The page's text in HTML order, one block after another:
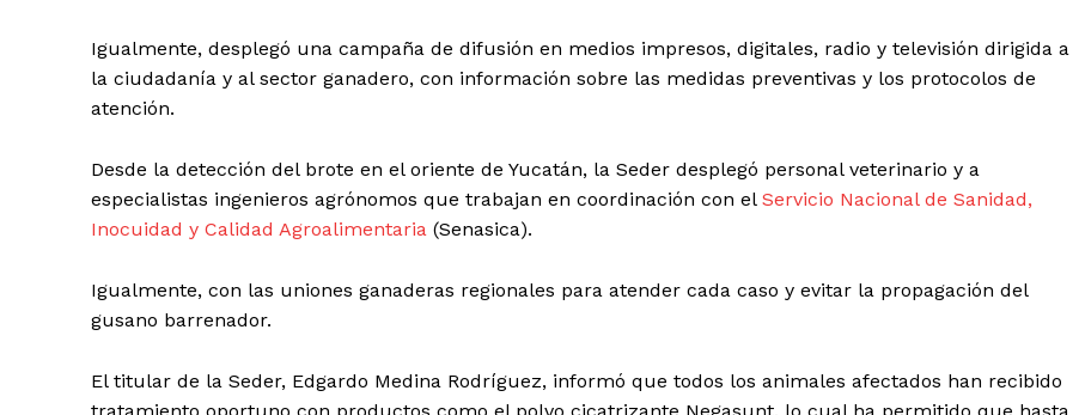
Igualmente, desplegó una campaña de difusión en medios impresos, digitales, radio y televisión dirigida a
la ciudadanía y al sector ganadero, con información sobre las medidas preventivas y los protocolos de
atención.
Desde la detección del brote en el oriente de Yucatán, la Seder desplegó personal veterinario y a
especialistas ingenieros agrónomos que trabajan en coordinación con el Servicio Nacional de Sanidad,
Inocuidad y Calidad Agroalimentaria (Senasica).
Igualmente, con las uniones ganaderas regionales para atender cada caso y evitar la propagación del
gusano barrenador.
El titular de la Seder, Edgardo Medina Rodríguez, informó que todos los animales afectados han recibido